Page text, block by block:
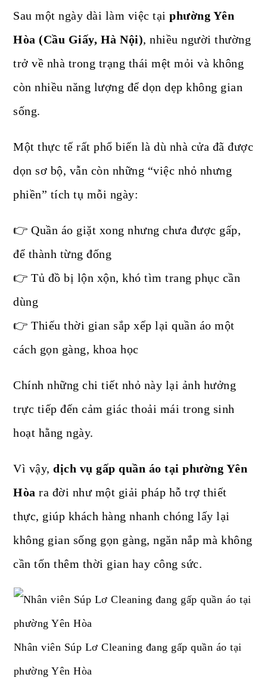
Sau một ngày dài làm việc tạiphường Yên
Hòa (Cầu Giấy, Hà Nội), nhiều người thường
trở về nhà trong trạng thái mệt mỏi và không
còn nhiều năng lượng để dọn dẹp không gian
sống.
Một thực tế rất phổ biến là dù nhà cửa đã được
dọn sơ bộ, vẫn còn những “việc nhỏ nhưng
phiền” tích tụ mỗi ngày:
👉 Quần áo giặt xong nhưng chưa được gấp,
để thành từng đống
👉 Tủ đồ bị lộn xộn, khó tìm trang phục cần
dùng
👉 Thiếu thời gian sắp xếp lại quần áo một
cách gọn gàng, khoa học
Chính những chi tiết nhỏ này lại ảnh hưởng
trực tiếp đến cảm giác thoải mái trong sinh
hoạt hằng ngày.
Vì vậy,dịch vụ gấp quần áo tại phường Yên
Hòa ra đời như một giải pháp hỗ trợ thiết
thực, giúp khách hàng nhanh chóng lấy lại
không gian sống gọn gàng, ngăn nắp mà không
cần tốn thêm thời gian hay công sức.
Nhân viên Súp Lơ Cleaning đang gấp quần áo tại
phường Yên Hòa